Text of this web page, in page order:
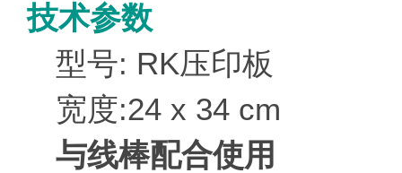
技术参数
型号: RK压印板
宽度:24 x 34 cm
与线棒配合使用